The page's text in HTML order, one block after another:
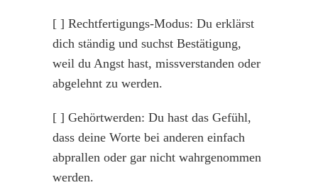
[ ] Rechtfertigungs-Modus: Du erklärst
dich ständig und suchst Bestätigung,
weil du Angst hast, missverstanden oder
abgelehnt zu werden.
[ ] Gehörtwerden: Du hast das Gefühl,
dass deine Worte bei anderen einfach
abprallen oder gar nicht wahrgenommen
werden.